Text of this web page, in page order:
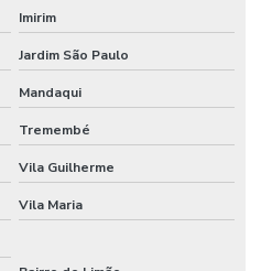
Sacaria
Identificação
Imirim
Jardim São Paulo
Mandaqui
Tremembé
Vila Guilherme
Vila Maria